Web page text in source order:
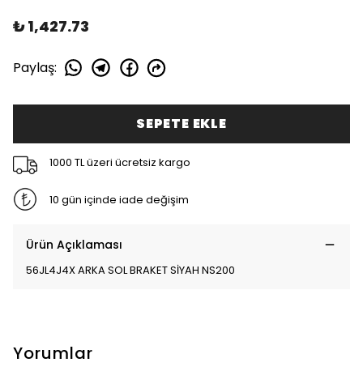
₺ 1,427.73
Paylaş:
SEPETE EKLE
1000 TL üzeri ücretsiz kargo
10 gün içinde iade değişim
Ürün Açıklaması
56JL4J4X ARKA SOL BRAKET SİYAH NS200
Yorumlar